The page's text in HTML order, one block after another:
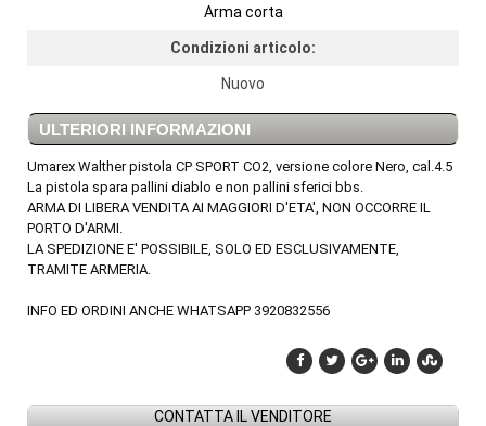
Arma corta
Condizioni articolo:
Nuovo
ULTERIORI INFORMAZIONI
Umarex Walther pistola CP SPORT CO2, versione colore Nero, cal.4.5
La pistola spara pallini diablo e non pallini sferici bbs.
ARMA DI LIBERA VENDITA AI MAGGIORI D'ETA', NON OCCORRE IL
PORTO D'ARMI.
LA SPEDIZIONE E' POSSIBILE, SOLO ED ESCLUSIVAMENTE,
TRAMITE ARMERIA.
INFO ED ORDINI ANCHE WHATSAPP 3920832556
CONTATTA IL VENDITORE